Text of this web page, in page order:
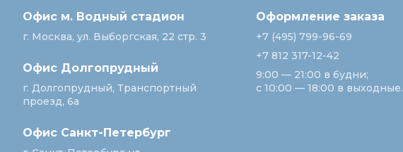
Офис м. Водный стадион
г. Москва, ул. Выборгская, 22 стр. 3
Офис Долгопрудный
г. Долгопрудный, Транспортный
проезд, 6а
Офис Санкт‑Петербург
Оформление заказа
+7 (495) 799-96-69
+7 812 317-12-42
9:00 — 21:00 в будни;
с 10:00 — 18:00 в выходные.